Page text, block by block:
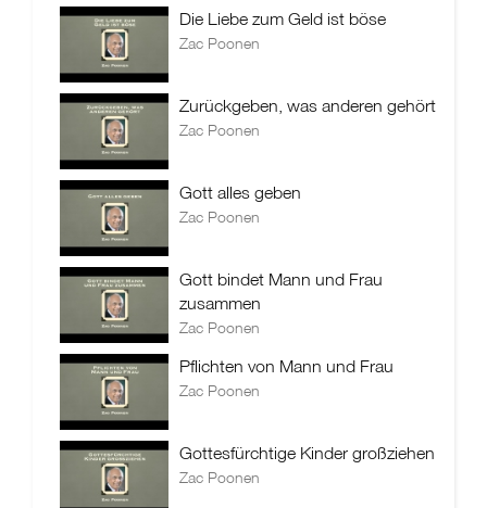
Die Liebe zum Geld ist böse
Zac Poonen
Zurückgeben, was anderen gehört
Zac Poonen
Gott alles geben
Zac Poonen
Gott bindet Mann und Frau
zusammen
Zac Poonen
Pflichten von Mann und Frau
Zac Poonen
Gottesfürchtige Kinder großziehen
Zac Poonen